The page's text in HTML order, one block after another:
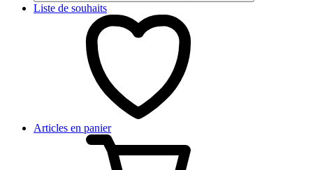
Liste de souhaits
Articles en panier